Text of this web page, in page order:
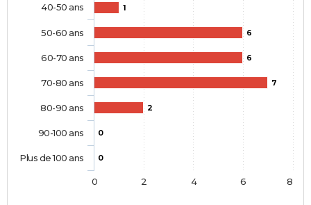
1
6
6
7
2
0
0
40-50 ans
50-60 ans
60-70 ans
70-80 ans
80-90 ans
90-100 ans
Plus de 100 ans
0 2 4 6 8